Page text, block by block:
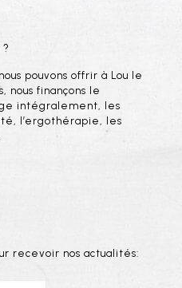
pouvons offrir à Lou le
nous finançons le
intégralement, les
l’ergothérapie, les
recevoir nos actualités: